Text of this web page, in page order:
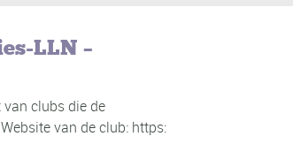
LLN –
clubs die de
van de club: https: